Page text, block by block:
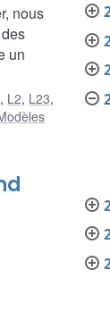
nous
un
, L2, L23,